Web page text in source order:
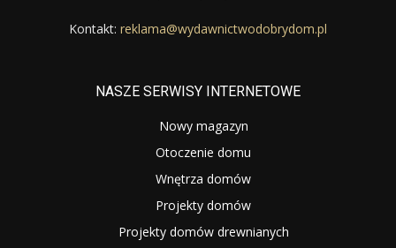
Kontakt: reklama@wydawnictwodobrydom.pl
NASZE SERWISY INTERNETOWE
Nowy magazyn
Otoczenie domu
Wnętrza domów
Projekty domów
Projekty domów drewnianych